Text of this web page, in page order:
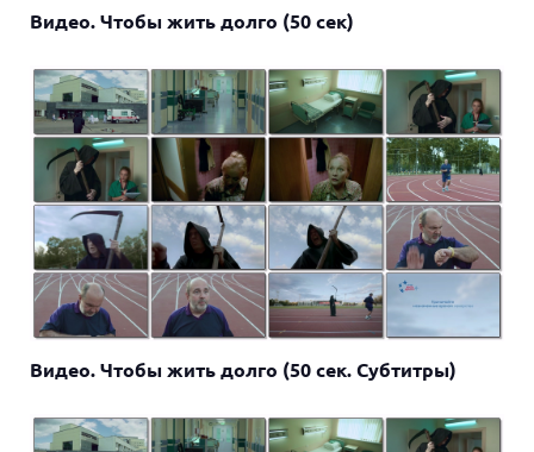
Видео. Чтобы жить долго (50 сек)
Видео. Чтобы жить долго (50 сек. Субтитры)